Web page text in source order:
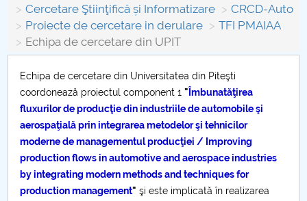
Despre Universitate
Centrul de Management al Proiectelor
Consiliul de Administratie
Nr. de telefon si adrese Facultăți
Admitere
Români de pretutindeni - ADMITERE
Cercetare Ştiinţifică și Informatizare
CRCD-Auto
Proiecte de cercetare in derulare
TFI PMAIAA
Echipa de cercetare din UPIT
Echipa de cercetare din Universitatea din Piteşti
coordonează proiectul component 1" Îmbunatăţirea
fluxurilor de producţie din industriile de automobile şi
aerospaţială prin integrarea metodelor şi tehnicilor
moderne de managementul producţiei / Improving
production flows in automotive and aerospace industries
by integrating modern methods and techniques for
production management" şi este implicată în realizarea